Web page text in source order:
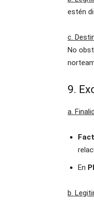
estén
c.
No
9.
a.
En
b.